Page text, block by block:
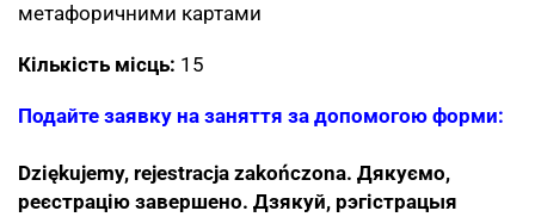
метафоричними картами
Кількість місць: 15
Подайте заявку на заняття за допомогою форми:
Dziękujemy, rejestracja zakończona. Дякуємо,
реєстрацію завершено. Дзякуй, рэгістрацыя